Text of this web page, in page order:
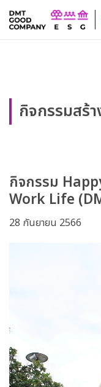
กิจกรรมสร้
กิจกรรม
Work Life
28 กันยายน 2566